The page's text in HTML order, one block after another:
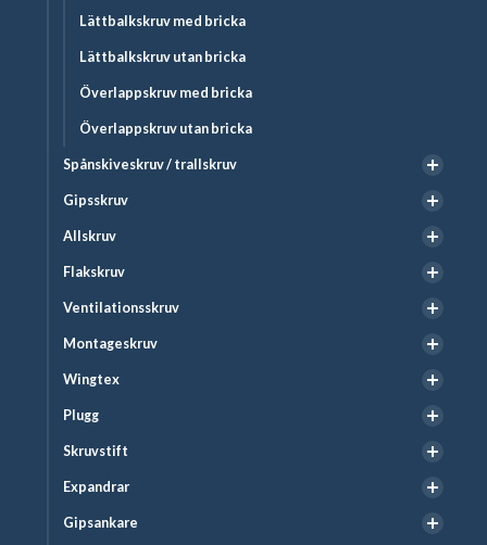
Lättbalkskruv med bricka
Lättbalkskruv utan bricka
Överlappskruv med bricka
Överlappskruv utan bricka
Spånskiveskruv / trallskruv
Gipsskruv
Allskruv
Flakskruv
Ventilationsskruv
Montageskruv
Wingtex
Plugg
Skruvstift
Expandrar
Gipsankare